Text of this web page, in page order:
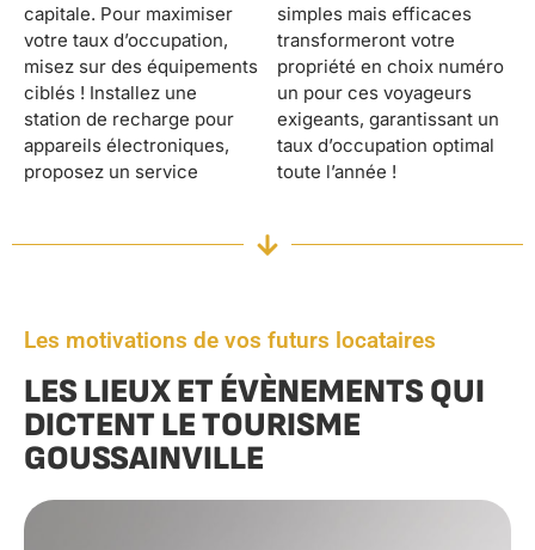
capitale. Pour maximiser
votre taux d’occupation,
misez sur des équipements
ciblés ! Installez une
station de recharge pour
appareils électroniques,
proposez un service
simples mais efficaces
transformeront votre
propriété en choix numéro
un pour ces voyageurs
exigeants, garantissant un
taux d’occupation optimal
toute l’année !
Les motivations de vos futurs locataires
LES LIEUX ET ÉVÈNEMENTS QUI
DICTENT LE TOURISME
GOUSSAINVILLE